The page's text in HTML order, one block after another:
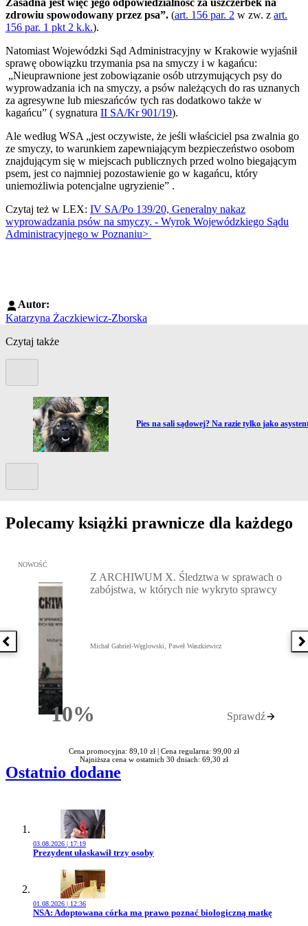
Zasadna jest więc jego odpowiedzialność za uszczerbek na
zdrowiu spowodowany przez psa”. (art. 156 par. 2 w zw. z art.
156 par. 1 pkt 2 k.k.).
Natomiast Wojewódzki Sąd Administracyjny w Krakowie wyjaśnił
sprawę obowiązku trzymania psa na smyczy i w kagańcu:
„Nieuprawnione jest zobowiązanie osób utrzymujących psy do
wyprowadzania ich na smyczy, a psów należących do ras uznanych
za agresywne lub mieszańców tych ras dodatkowo także w
kagańcu” ( sygnatura II SA/Kr 901/19).
Ale według WSA „jest oczywiste, że jeśli właściciel psa zwalnia go
ze smyczy, to warunkiem zapewniającym bezpieczeństwo osobom
znajdującym się w miejscach publicznych przed wolno biegającym
psem, jest co najmniej pozostawienie go w kagańcu, który
uniemożliwia potencjalne ugryzienie” .
Czytaj też w LEX: IV SA/Po 139/20, Generalny nakaz
wyprowadzania psów na smyczy. - Wyrok Wojewódzkiego Sądu
Administracyjnego w Poznaniu>
Autor:
Katarzyna Żaczkiewicz-Zborska
Czytaj także
Przejdź do artykułu:
Pies na sali sądowej? Na razie tylko jako
Polecamy książki prawnicze dla każdego
Poprzednia książka
Przejdź do: Z ARCHIWUM X. Śledztwa w sprawach o
NOWOŚĆ
10%Rabatu
Z ARCHIWUM X. Śledztwa w sprawach o
zabójstwa, w których nie wykryto sprawcy
Michał Gabriel-Węglowski, Paweł Waszkiewicz
Sprawdź
Cena promocyjna: 89,10 zł | Cena regularna: 99,00 zł
Najniższa cena w ostatnich 30 dniach: 69,30 zł
Ostatnio dodane
03.08.2026 | 17:19
Przejdź do artykułu:
Prezydent ułaskawił trzy osoby
01.08.2026 | 12:36
Przejdź do artykułu:
NSA: Adoptowana córka ma prawo poznać biologiczną matkę